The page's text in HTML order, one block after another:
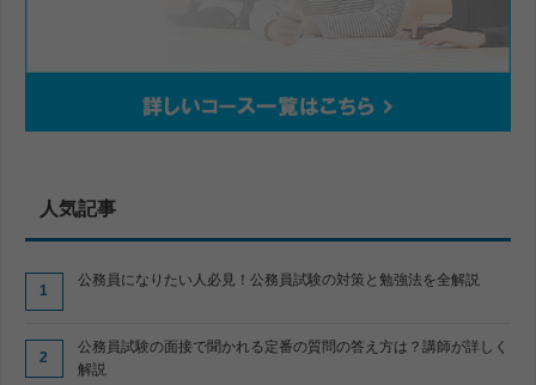
人気記事
公務員になりたい人必見！公務員試験の対策と勉強法を全解説
公務員試験の面接で聞かれる定番の質問の答え方は？講師が詳しく
解説